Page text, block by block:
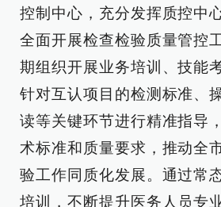
控制中心，充分发挥质控中
全面开展检查检验质量管控
期组织开展业务培训、技能
针对互认项目的检测标准、
读等关键环节进行精准指导
术标准和质量要求，推动全
验工作同质化发展。通过常
培训，不断提升医务人员专